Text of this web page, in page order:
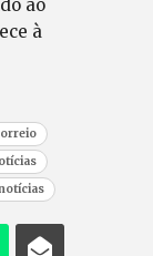
ao
à